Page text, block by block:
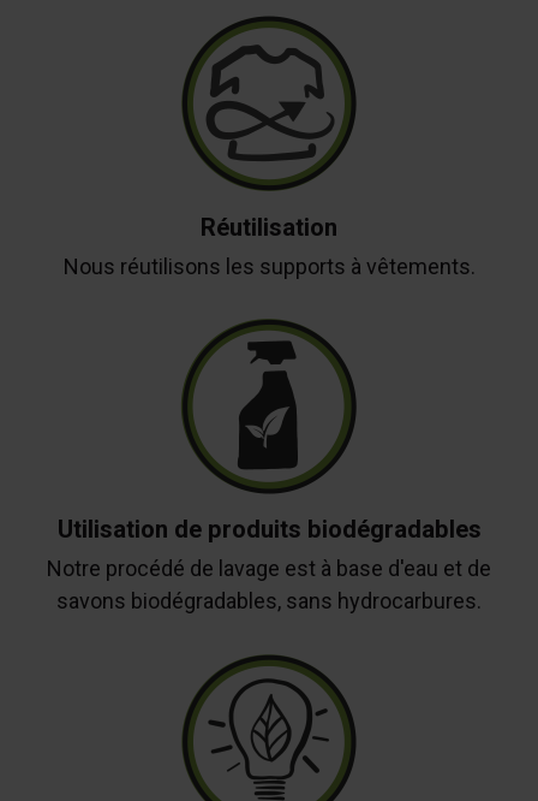
Réutilisation
Nous réutilisons les supports à vêtements.
Utilisation de produits biodégradables
Notre procédé de lavage est à base d'eau et de
savons biodégradables, sans hydrocarbures.